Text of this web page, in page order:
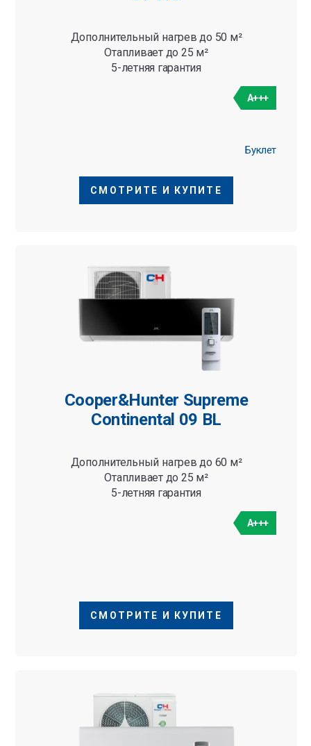
Дополнительный нагрев до 50 м²
Отапливает до 25 м²
5-летняя гарантия
A+++
Буклет
СМОТРИТЕ И КУПИТЕ
Cooper&Hunter Supreme
Continental 09 BL
Дополнительный нагрев до 60 м²
Отапливает до 25 м²
5-летняя гарантия
A+++
СМОТРИТЕ И КУПИТЕ